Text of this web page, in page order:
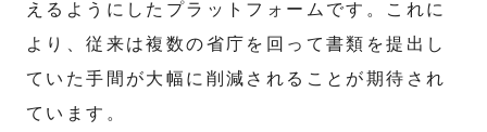
えるようにしたプラットフォームです。これに
より、従来は複数の省庁を回って書類を提出し
ていた手間が大幅に削減されることが期待され
ています。